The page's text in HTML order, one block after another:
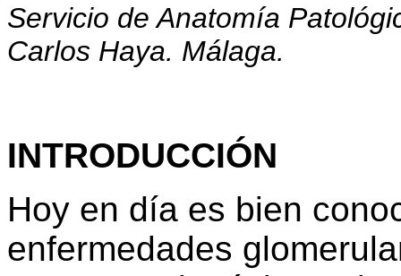
Servicio de Anatomía
Carlos Haya. Málaga.
INTRODUCCIÓN
Hoy en día es bien
enfermedades